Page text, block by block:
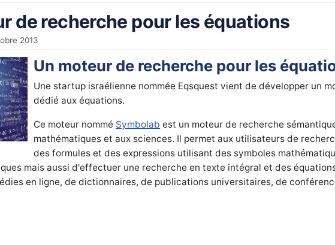
de recherche pour les équations
2013
Un moteur de recherche pour les
Une startup israélienne nommée Eqsquest vient de développer un
dédié aux équations.
Ce moteur nommé Symbolab est un moteur de recherche
mathématiques et aux sciences. Il permet aux utilisateurs de
des formules et des expressions utilisant des symboles
mais aussi d'effectuer une recherche en texte intégral et des
en ligne, de dictionnaires, de publications universitaires, de